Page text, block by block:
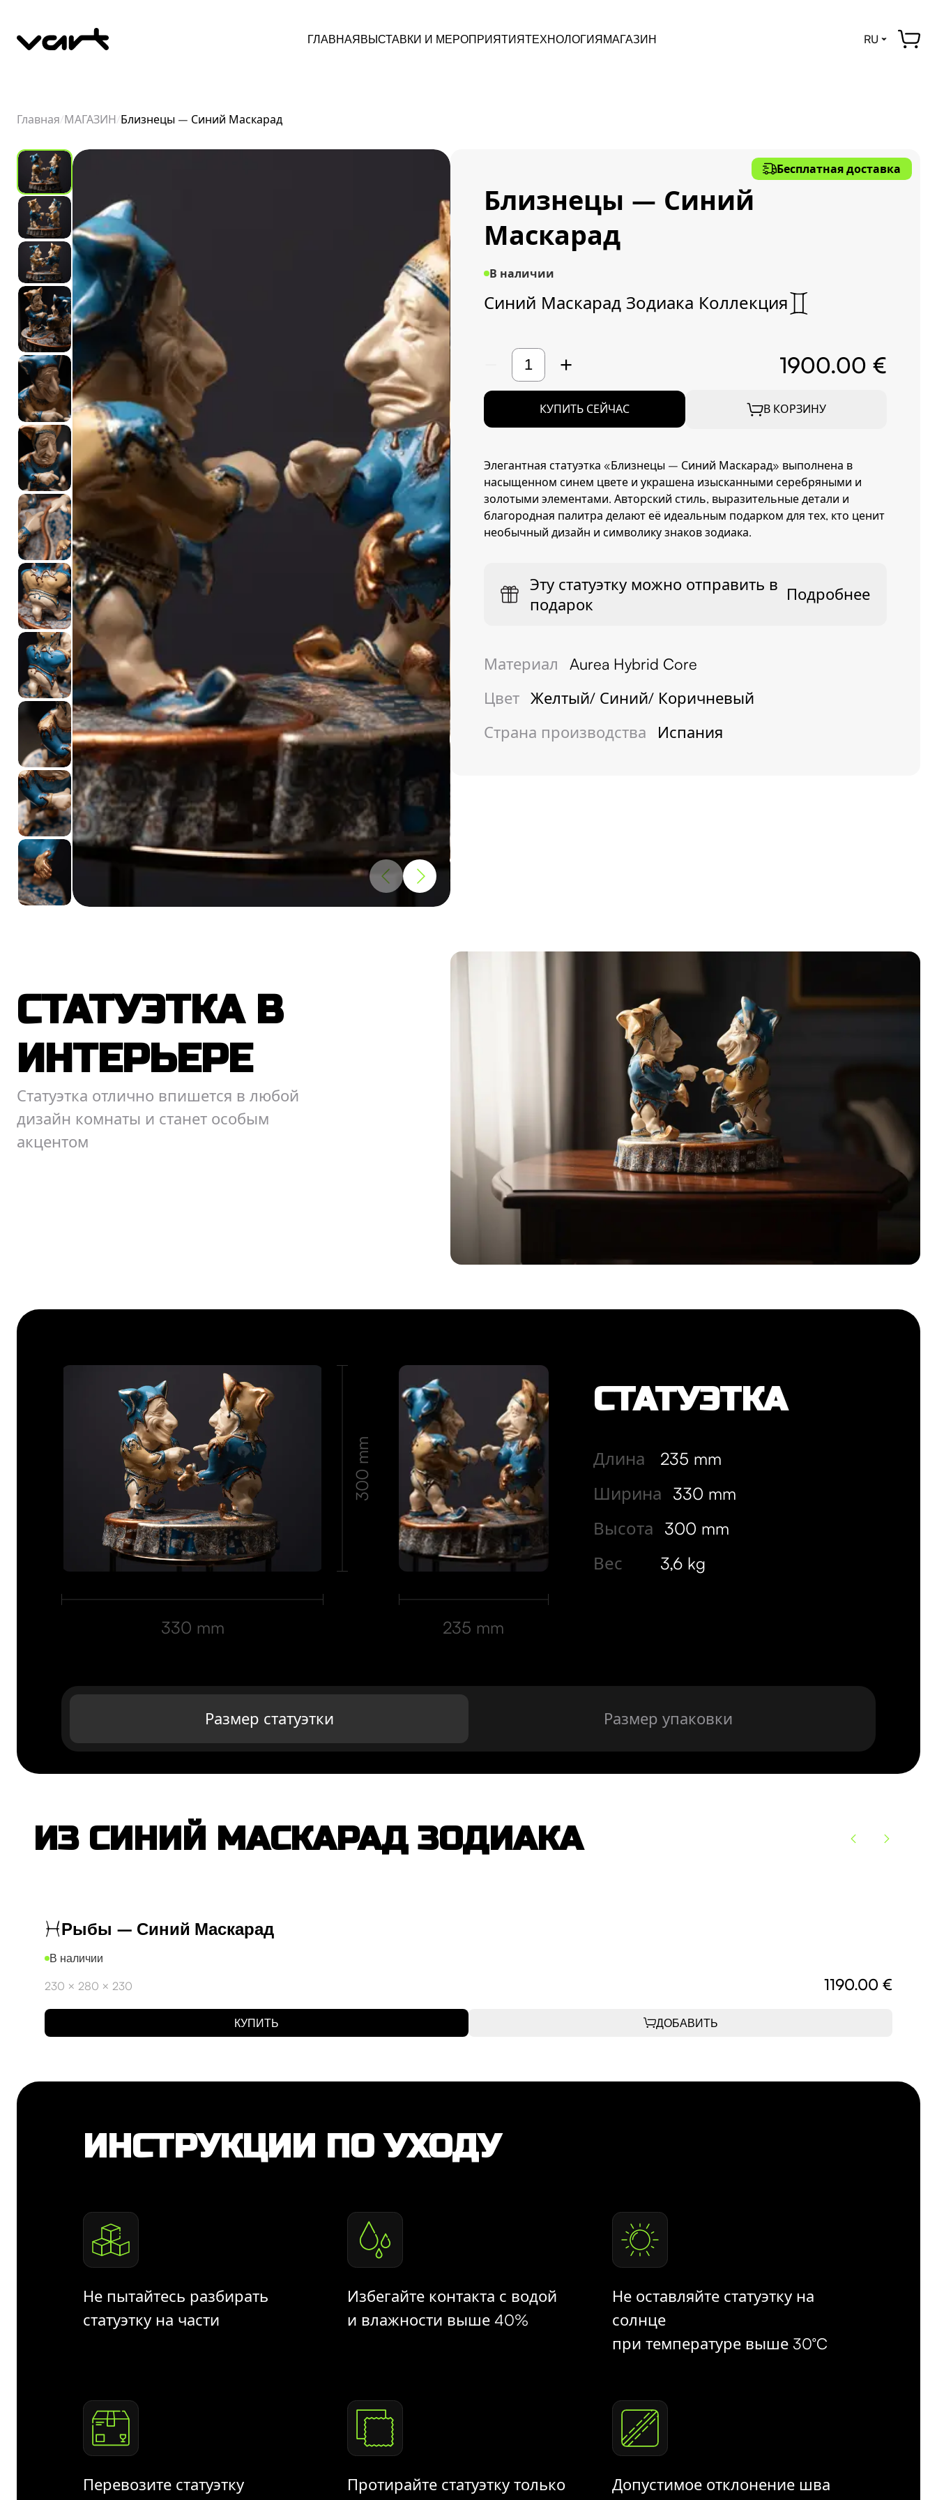
ГЛАВНАЯВЫСТАВКИ И МЕРОПРИЯТИЯТЕХНОЛОГИЯМАГАЗИН RU
Главная/МАГАЗИН/Близнецы – Синий Маскарад
Близнецы – Синий
Маскарад
Бесплатная доставка
В наличии
Синий Маскарад Зодиака Коллекция
+ 1900.00 €
КУПИТЬ СЕЙЧАС В КОРЗИНУ
Элегантная статуэтка «Близнецы – Синий Маскарад» выполнена в
насыщенном синем цвете и украшена изысканными серебряными и
золотыми элементами. Авторский стиль, выразительные детали и
благородная палитра делают её идеальным подарком для тех, кто ценит
необычный дизайн и символику знаков зодиака.
Эту статуэтку можно отправить в
подарок
Подробнее
Материал
Aurea Hybrid Core
Цвет Желтый/ Синий/ Коричневый
Страна производства
Испания
СТАТУЭТКА В
ИНТЕРЬЕРЕ
Статуэтка отлично впишется в любой
дизайн комнаты и станет особым
акцентом
300 mm
330 mm 235 mm
СТАТУЭТКА
Длина
235 mm
Ширина 330 mm
Высота 300 mm
Вес
3,6 kg
Размер статуэтки Размер упаковки
ИЗ СИНИЙ МАСКАРАД ЗОДИАКА
Рыбы – Синий Маскарад
В наличии
230 × 280 × 230
1190.00 €
КУПИТЬ ДОБАВИТЬ
ИНСТРУКЦИИ ПО УХОДУ
Не пытайтесь разбирать
статуэтку на части
Избегайте контакта с водой
и влажности выше 40%
Не оставляйте статуэтку на
солнце
при температуре выше 30°C
Перевозите статуэтку
Протирайте статуэтку только
Допустимое отклонение шва